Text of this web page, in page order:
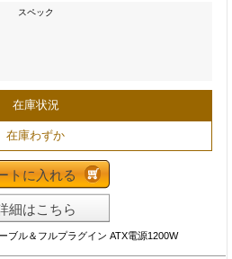
スペック
在庫状況
在庫わずか
トに入れる
細はこちら
ブル＆フルプラグイン ATX電源1200W